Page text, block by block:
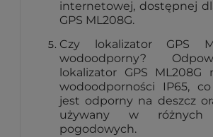
internetowej, dostępnej
GPS ML208G.
Czy lokalizator GPS
wodoodporny?
lokalizator GPS ML208G
wodoodporności IP65,
jest odporny na deszcz
używany w różnych
pogodowych.